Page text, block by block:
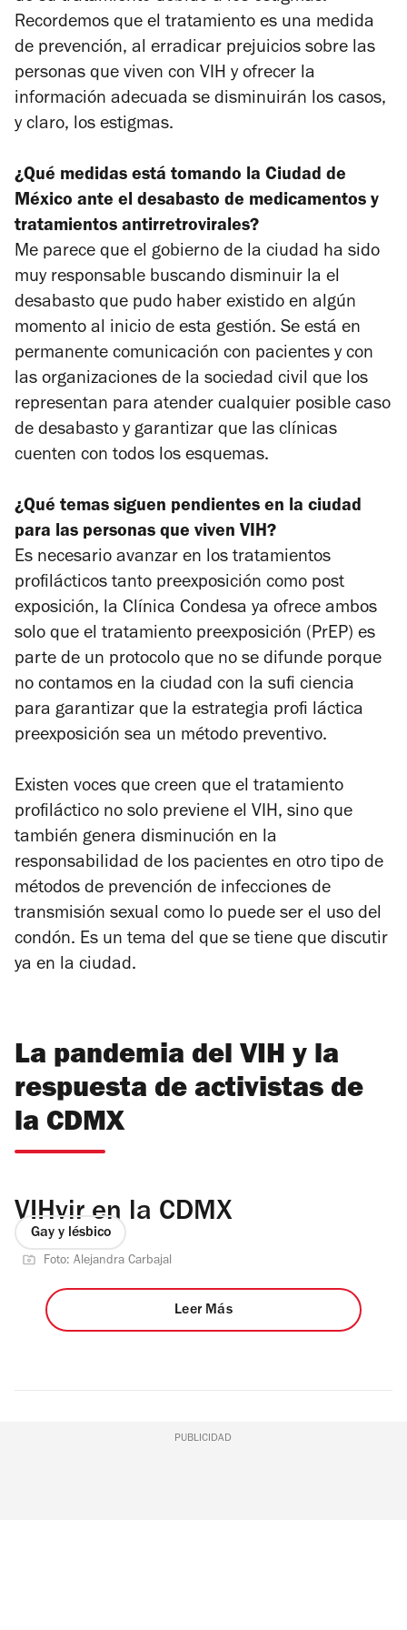
Recordemos que el tratamiento es una medida
de prevención, al erradicar prejuicios sobre las
personas que viven con VIH y ofrecer la
información adecuada se disminuirán los casos,
y claro, los estigmas.
¿Qué medidas está tomando la Ciudad de
México ante el desabasto de medicamentos y
tratamientos antirretrovirales?
Me parece que el gobierno de la ciudad ha sido
muy responsable buscando disminuir la el
desabasto que pudo haber existido en algún
momento al inicio de esta gestión. Se está en
permanente comunicación con pacientes y con
las organizaciones de la sociedad civil que los
representan para atender cualquier posible caso
de desabasto y garantizar que las clínicas
cuenten con todos los esquemas.
¿Qué temas siguen pendientes en la ciudad
para las personas que viven VIH?
Es necesario avanzar en los tratamientos
profilácticos tanto preexposición como post
exposición, la Clínica Condesa ya ofrece ambos
solo que el tratamiento preexposición (PrEP) es
parte de un protocolo que no se difunde porque
no contamos en la ciudad con la sufi ciencia
para garantizar que la estrategia profi láctica
preexposición sea un método preventivo.
Existen voces que creen que el tratamiento
profiláctico no solo previene el VIH, sino que
también genera disminución en la
responsabilidad de los pacientes en otro tipo de
métodos de prevención de infecciones de
transmisión sexual como lo puede ser el uso del
condón. Es un tema del que se tiene que discutir
ya en la ciudad.
La pandemia del VIH y la
respuesta de activistas de
la CDMX
VIHvir en la CDMX
Gay y lésbico
Foto: Alejandra Carbajal
Leer Más
PUBLICIDAD